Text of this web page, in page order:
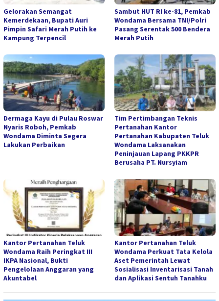
Gelorakan Semangat
Kemerdekaan, Bupati Auri
Pimpin Safari Merah Putih ke
Kampung Terpencil
Sambut HUT RI ke-81, Pemkab
Wondama Bersama TNI/Polri
Pasang Serentak 500 Bendera
Merah Putih
Dermaga Kayu di Pulau Roswar
Nyaris Roboh, Pemkab
Wondama Diminta Segera
Lakukan Perbaikan
Tim Pertimbangan Teknis
Pertanahan Kantor
Pertanahan Kabupaten Teluk
Wondama Laksanakan
Peninjauan Lapang PKKPR
Berusaha PT. Nursyiam
Kantor Pertanahan Teluk
Wondama Raih Peringkat III
IKPA Nasional, Bukti
Pengelolaan Anggaran yang
Akuntabel
Kantor Pertanahan Teluk
Wondama Perkuat Tata Kelola
Aset Pemerintah Lewat
Sosialisasi Inventarisasi Tanah
dan Aplikasi Sentuh Tanahku